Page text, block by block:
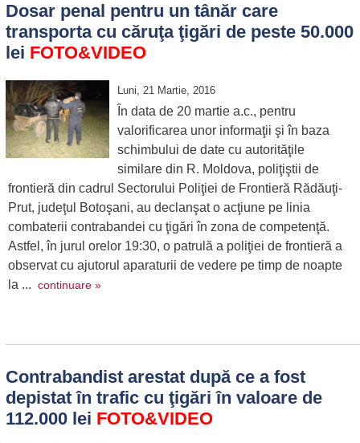
Dosar penal pentru un tânăr care
transporta cu căruţa ţigări de peste 50.000
lei FOTO&VIDEO
Luni, 21 Martie, 2016
În data de 20 martie a.c., pentru
valorificarea unor informaţii şi în baza
schimbului de date cu autorităţile
similare din R. Moldova, poliţiştii de
frontieră din cadrul Sectorului Poliţiei de Frontieră Rădăuţi-
Prut, judeţul Botoşani, au declanşat o acţiune pe linia
combaterii contrabandei cu ţigări în zona de competenţă.
Astfel, în jurul orelor 19:30, o patrulă a poliţiei de frontieră a
observat cu ajutorul aparaturii de vedere pe timp de noapte
la ... continuare »
Contrabandist arestat după ce a fost
depistat în trafic cu ţigări în valoare de
112.000 lei FOTO&VIDEO